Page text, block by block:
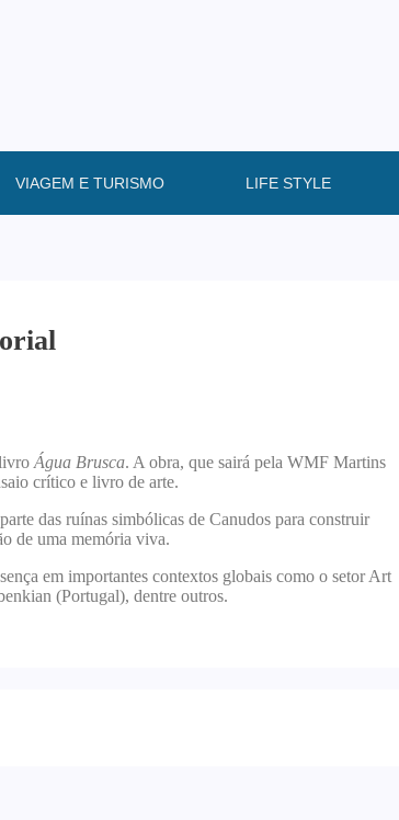
VIAGEM E TURISMO LIFE STYLE
Água Brusca. A obra, que sairá pela WMF Martins
crítico e livro de arte.
das ruínas simbólicas de Canudos para construir
de uma memória viva.
em importantes contextos globais como o setor Art
(Portugal), dentre outros.